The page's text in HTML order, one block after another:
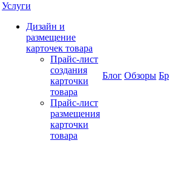
Услуги
Дизайн и
размещение
карточек товара
Прайс-лист
создания
карточки
товара
Прайс-лист
размещения
карточки
товара
Блог Обзоры